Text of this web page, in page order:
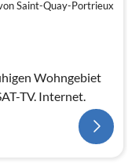
Saint-Quay-Portrieux
Wohngebiet
TV. Internet.